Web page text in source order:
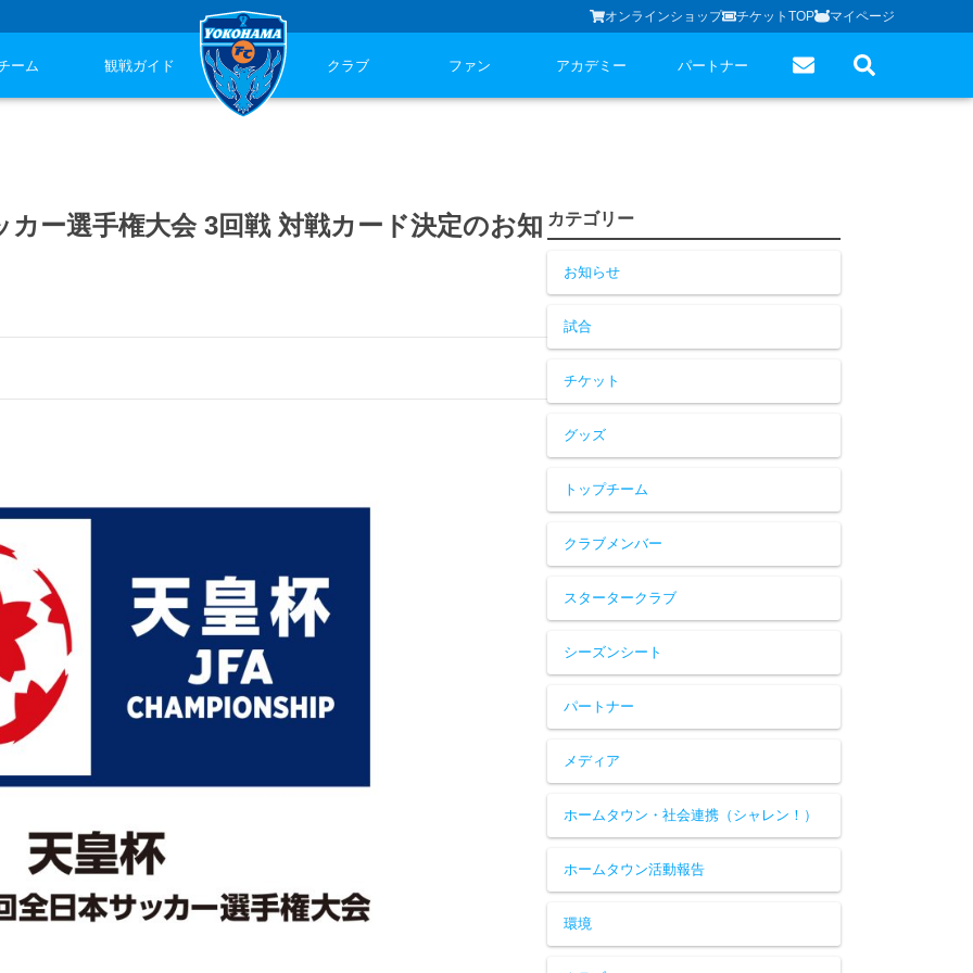
オンラインショップ チケットTOP マイページ
ーム 観戦ガイド クラブ ファン アカデミー パートナー
ー選手権大会 3回戦 対戦カード決定のお知 カテゴリー
お知らせ
試合
チケット
グッズ
トップチーム
クラブメンバー
スタータークラブ
シーズンシート
パートナー
メディア
ホームタウン・社会連携（シャレン！）
ホームタウン活動報告
環境